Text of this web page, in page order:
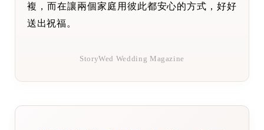
複，而在讓兩個家庭用彼此都安心的方式，好好
送出祝福。
StoryWed Wedding Magazine